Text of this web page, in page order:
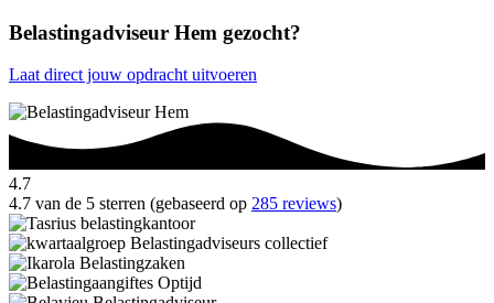
Belastingadviseur Hem gezocht?
Laat direct jouw opdracht uitvoeren
4.7
4.7 van de 5 sterren (gebaseerd op 285 reviews)